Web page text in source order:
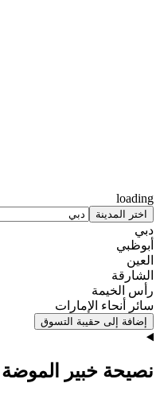
loading
اختر المدينة
دبي
أبوظبي
العين
الشارقة
رأس الخيمة
سائر أنحاء الإمارات
إضافة إلى حقيبة التسوق
نصيحة خبير الموضة